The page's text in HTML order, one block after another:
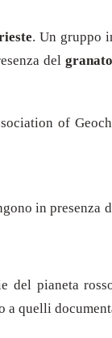
. Un gruppo
delgranato
of
in
pianeta
a quelli